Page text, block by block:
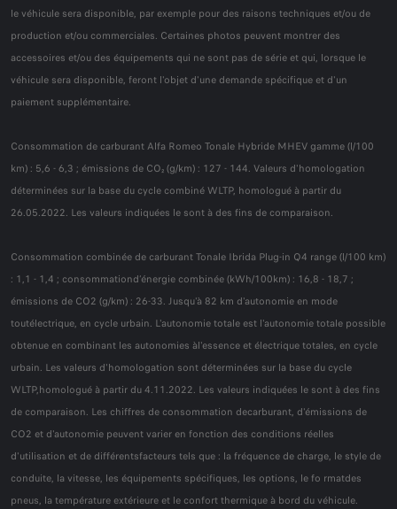
le véhicule sera disponible, par exemple pour des raisons techniques et/ou de
production et/ou commerciales. Certaines photos peuvent montrer des
accessoires et/ou des équipements qui ne sont pas de série et qui, lorsque le
véhicule sera disponible, feront l'objet d'une demande spécifique et d'un
paiement supplémentaire.
Consommation de carburant Alfa Romeo Tonale Hybride MHEV gamme (l/100
km) : 5,6 - 6,3 ; émissions de CO₂ (g/km) : 127 - 144. Valeurs d'homologation
déterminées sur la base du cycle combiné WLTP, homologué à partir du
26.05.2022. Les valeurs indiquées le sont à des fins de comparaison.
Consommation combinée de carburant Tonale Ibrida Plug-in Q4 range (l/100 km)
: 1,1 - 1,4 ; consommationd’énergie combinée (kWh/100km) : 16,8 - 18,7 ;
émissions de CO2 (g/km) : 26-33. Jusqu'à 82 km d'autonomie en mode
toutélectrique, en cycle urbain. L'autonomie totale est l'autonomie totale possible
obtenue en combinant les autonomies àl'essence et électrique totales, en cycle
urbain. Les valeurs d'homologation sont déterminées sur la base du cycle
WLTP,homologué à partir du 4.11.2022. Les valeurs indiquées le sont à des fins
de comparaison. Les chiffres de consommation decarburant, d'émissions de
CO2 et d'autonomie peuvent varier en fonction des conditions réelles
d'utilisation et de différentsfacteurs tels que : la fréquence de charge, le style de
conduite, la vitesse, les équipements spécifiques, les options, le fo rmatdes
pneus, la température extérieure et le confort thermique à bord du véhicule.